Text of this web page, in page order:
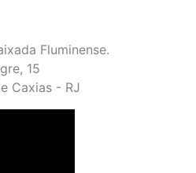
Fluminense.
15
Caxias - RJ